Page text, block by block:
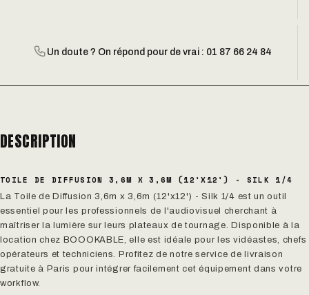
Un doute ? On répond pour de vrai : 01 87 66 24 84
DESCRIPTION
TOILE DE DIFFUSION 3,6M X 3,6M (12'X12') - SILK 1/4
La Toile de Diffusion 3,6m x 3,6m (12'x12') - Silk 1/4 est un outil
essentiel pour les professionnels de l'audiovisuel cherchant à
maîtriser la lumière sur leurs plateaux de tournage. Disponible à la
location chez BOOOKABLE, elle est idéale pour les vidéastes, chefs
opérateurs et techniciens. Profitez de notre service de livraison
gratuite à Paris pour intégrer facilement cet équipement dans votre
workflow.